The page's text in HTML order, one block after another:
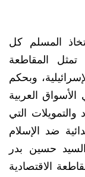
المسلم كل
تمثل المقاطعة
وبحكم
العربية
والتمويلات التي
ضد الإسلام
حسين بدر
الاقتصادية